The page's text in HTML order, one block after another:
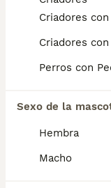
Criadores
Criadores
Perros con
Sexo de la
Hembra
Macho
El coste
Habanero en
pueden
¿Cuánto